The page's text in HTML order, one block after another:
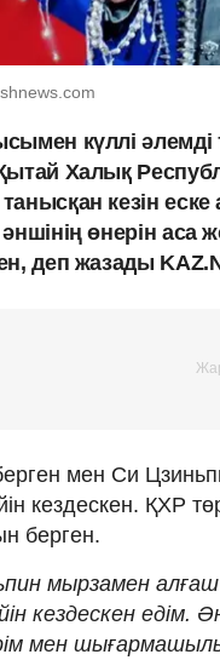
күллі
Халық
кезін
әншінің өнерін
деп жазады
мен Си
кездескен. ҚХР
берген.
мырзамен
кездескен едім.
мен